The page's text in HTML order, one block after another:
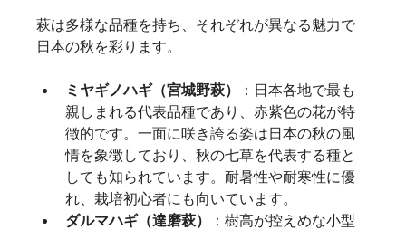
萩は多様な品種を持ち、それぞれが異なる魅力で
日本の秋を彩ります。
ミヤギノハギ（宮城野萩）
：日本各地で最も
親しまれる代表品種であり、赤紫色の花が特
徴的です。一面に咲き誇る姿は日本の秋の風
情を象徴しており、秋の七草を代表する種と
しても知られています。耐暑性や耐寒性に優
れ、栽培初心者にも向いています。
ダルマハギ（達磨萩）
：樹高が控えめな小型